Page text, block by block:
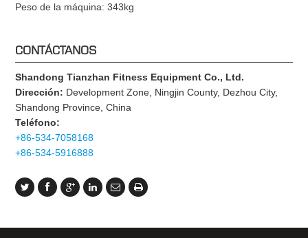
Peso de la máquina: 343kg
CONTÁCTANOS
Shandong Tianzhan Fitness Equipment Co., Ltd.
Dirección: Development Zone, Ningjin County, Dezhou City,
Shandong Province, China
Teléfono:
+86-534-7058168
+86-534-5916888